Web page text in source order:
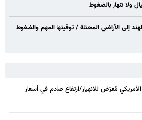
ولا تنهار بالضغوط
إلى الأراضي المحتلة / توقيتها المهم والضغوط
مُعرّض للانهيار/ارتفاع صادم في أسعار